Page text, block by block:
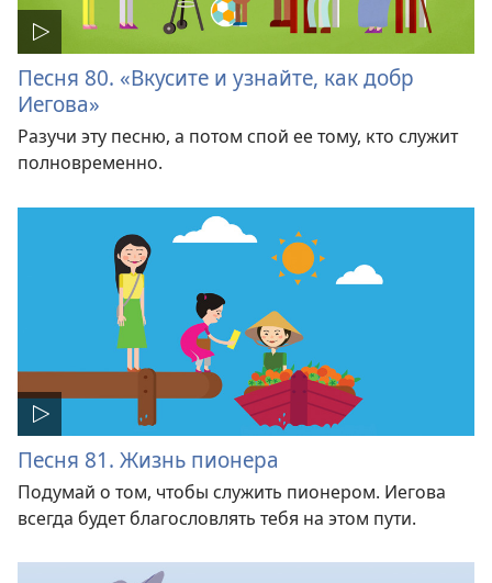
Песня 80. «Вкусите и узнайте, как добр
Иегова»
Разучи эту песню, а потом спой ее тому, кто служит
полновременно.
Песня 81. Жизнь пионера
Подумай о том, чтобы служить пионером. Иегова
всегда будет благословлять тебя на этом пути.